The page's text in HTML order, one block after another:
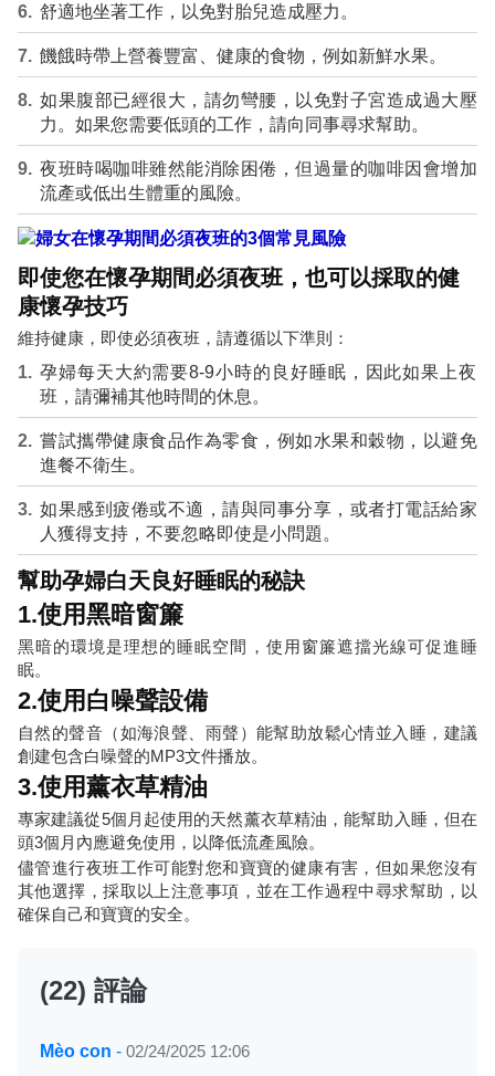
舒適地坐著工作，以免對胎兒造成壓力。
饑餓時帶上營養豐富、健康的食物，例如新鮮水果。
如果腹部已經很大，請勿彎腰，以免對子宮造成過大壓
力。如果您需要低頭的工作，請向同事尋求幫助。
夜班時喝咖啡雖然能消除困倦，但過量的咖啡因會增加
流產或低出生體重的風險。
即使您在懷孕期間必須夜班，也可以採取的健
康懷孕技巧
維持健康，即使必須夜班，請遵循以下準則：
孕婦每天大約需要8-9小時的良好睡眠，因此如果上夜
班，請彌補其他時間的休息。
嘗試攜帶健康食品作為零食，例如水果和穀物，以避免
進餐不衛生。
如果感到疲倦或不適，請與同事分享，或者打電話給家
人獲得支持，不要忽略即使是小問題。
幫助孕婦白天良好睡眠的秘訣
1.使用黑暗窗簾
黑暗的環境是理想的睡眠空間，使用窗簾遮擋光線可促進睡
眠。
2.使用白噪聲設備
自然的聲音（如海浪聲、雨聲）能幫助放鬆心情並入睡，建議
創建包含白噪聲的MP3文件播放。
3.使用薰衣草精油
專家建議從5個月起使用的天然薰衣草精油，能幫助入睡，但在
頭3個月內應避免使用，以降低流產風險。
儘管進行夜班工作可能對您和寶寶的健康有害，但如果您沒有
其他選擇，採取以上注意事項，並在工作過程中尋求幫助，以
確保自己和寶寶的安全。
(22) 評論
Mèo con - 02/24/2025 12:06